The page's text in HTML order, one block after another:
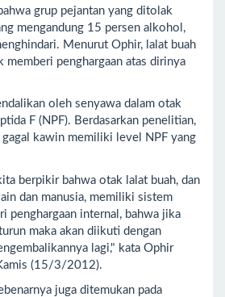
grup pejantan yang ditolak
mengandung 15 persen alkohol,
Menurut Ophir, lalat buah
penghargaan atas dirinya
oleh senyawa dalam otak
F (NPF). Berdasarkan penelitian,
gagal kawin memiliki level NPF yang
berpikir bahwa otak lalat buah, dan
dan manusia, memiliki sistem
penghargaan internal, bahwa jika
maka akan diikuti dengan
lagi," kata Ophir
(15/3/2012).
juga ditemukan pada